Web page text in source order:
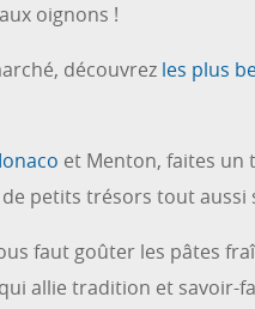
oignons !
découvrez les plus
et Menton, faites un
petits trésors tout aussi
faut goûter les pâtes
allie tradition et savoir-